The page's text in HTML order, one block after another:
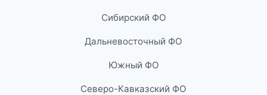
Сибирский ФО
Дальневосточный ФО
Южный ФО
Северо-Кавказский ФО